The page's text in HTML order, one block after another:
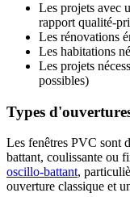
Les projets avec
rapport qualité-
Les rénovations
Les habitations
Les projets
possibles)
Types
Les fenêtres PVC sont
battant, coulissante ou
oscillo-battant,
ouverture classique et